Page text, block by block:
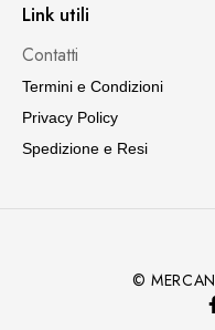
Link utili
Contatti
Termini e Condizioni
Privacy Policy
Spedizione e Resi
©